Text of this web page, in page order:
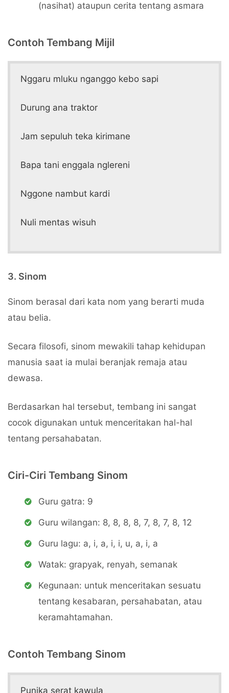
(nasihat) ataupun cerita tentang asmara
Contoh Tembang Mijil
Nggaru mluku nganggo kebo sapi
Durung ana traktor
Jam sepuluh teka kirimane
Bapa tani enggala nglereni
Nggone nambut kardi
Nuli mentas wisuh
3. Sinom
Sinom berasal dari kata nom yang berarti muda
atau belia.
Secara filosofi, sinom mewakili tahap kehidupan
manusia saat ia mulai beranjak remaja atau
dewasa.
Berdasarkan hal tersebut, tembang ini sangat
cocok digunakan untuk menceritakan hal-hal
tentang persahabatan.
Ciri-Ciri Tembang Sinom
Guru gatra: 9
Guru wilangan: 8, 8, 8, 8, 7, 8, 7, 8, 12
Guru lagu: a, i, a, i, i, u, a, i, a
Watak: grapyak, renyah, semanak
Kegunaan: untuk menceritakan sesuatu
tentang kesabaran, persahabatan, atau
keramahtamahan.
Contoh Tembang Sinom
Punika serat kawula